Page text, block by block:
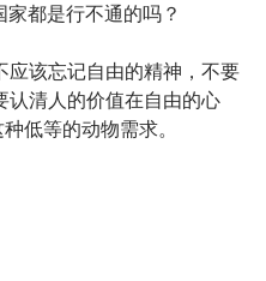
都是行不通的吗？
应该忘记自由的精神，不要
认清人的价值在自由的心
低等的动物需求。